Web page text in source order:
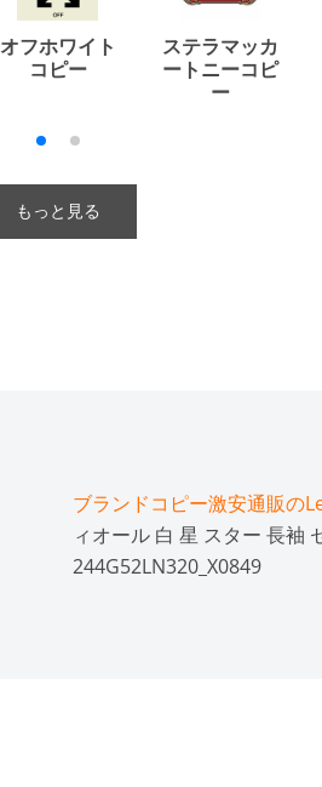
オフホワイト
コピー
ステラマッカ
ートニーコピ
ー
もっと見る
ブランドコピー激安通販の
ィオール 白 星 スター 長袖
244G52LN320_X0849